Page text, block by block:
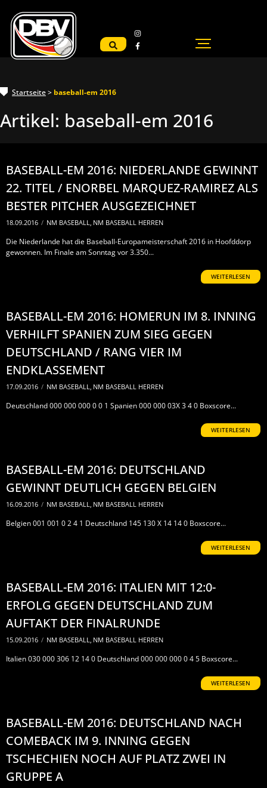
Startseite> baseball-em 2016
Artikel: baseball-em 2016
BASEBALL-EM 2016: NIEDERLANDE GEWINNT
22. TITEL / ENORBEL MARQUEZ-RAMIREZ ALS
BESTER PITCHER AUSGEZEICHNET
18.09.2016 / NM BASEBALL, NM BASEBALL HERREN
Die Niederlande hat die Baseball-Europameisterschaft 2016 in Hoofddorp
gewonnen. Im Finale am Sonntag vor 3.350...
WEITERLESEN
BASEBALL-EM 2016: HOMERUN IM 8. INNING
VERHILFT SPANIEN ZUM SIEG GEGEN
DEUTSCHLAND / RANG VIER IM
ENDKLASSEMENT
17.09.2016 / NM BASEBALL, NM BASEBALL HERREN
Deutschland 000 000 000 0 0 1 Spanien 000 000 03X 3 4 0 Boxscore...
WEITERLESEN
BASEBALL-EM 2016: DEUTSCHLAND
GEWINNT DEUTLICH GEGEN BELGIEN
16.09.2016 / NM BASEBALL, NM BASEBALL HERREN
Belgien 001 001 0 2 4 1 Deutschland 145 130 X 14 14 0 Boxscore...
WEITERLESEN
BASEBALL-EM 2016: ITALIEN MIT 12:0-
ERFOLG GEGEN DEUTSCHLAND ZUM
AUFTAKT DER FINALRUNDE
15.09.2016 / NM BASEBALL, NM BASEBALL HERREN
Italien 030 000 306 12 14 0 Deutschland 000 000 000 0 4 5 Boxscore...
WEITERLESEN
BASEBALL-EM 2016: DEUTSCHLAND NACH
COMEBACK IM 9. INNING GEGEN
TSCHECHIEN NOCH AUF PLATZ ZWEI IN
GRUPPE A